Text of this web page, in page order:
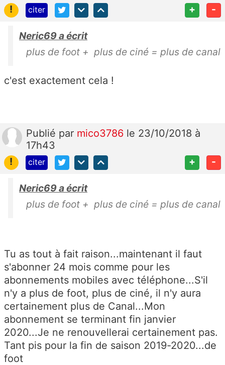
!
citer + -
Neric69 a écrit
plus de foot + plus de ciné = plus de canal
c'est exactement cela !
Publié par mico3786 le 23/10/2018 à
17h43
!
citer + -
Neric69 a écrit
plus de foot + plus de ciné = plus de canal
Tu as tout à fait raison...maintenant il faut
s'abonner 24 mois comme pour les
abonnements mobiles avec téléphone...S'il
n'y a plus de foot, plus de ciné, il n'y aura
certainement plus de Canal...Mon
abonnement se terminant fin janvier
2020...Je ne renouvellerai certainement pas.
Tant pis pour la fin de saison 2019-2020...de
foot